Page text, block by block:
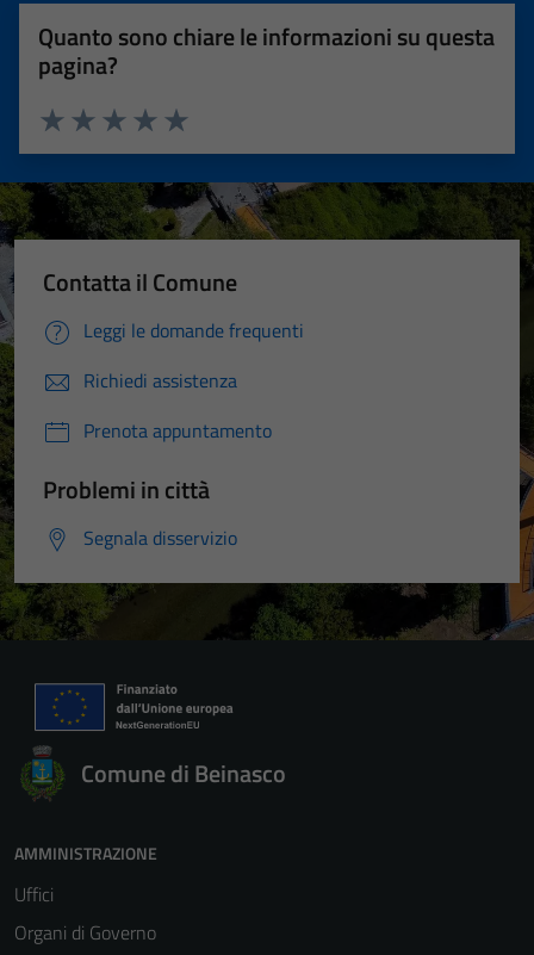
Quanto sono chiare le informazioni su questa
pagina?
Valuta 5 stelle su 5
Valuta 4 stelle su 5
Valuta 3 stelle su 5
Valuta 2 stelle su 5
Valuta 1 stelle su 5
Contatta il Comune
Leggi le domande frequenti
Richiedi assistenza
Prenota appuntamento
Problemi in città
Segnala disservizio
Comune di Beinasco
AMMINISTRAZIONE
Uffici
Organi di Governo